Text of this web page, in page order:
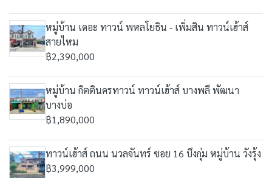
หมู่บ้าน เดอะ ทาวน์ พหลโยธิน - เพิ่มสิน ทาวน์เฮ้าส์
สายไหม
฿2,390,000
หมู่บ้าน กิตตินครทาวน์ ทาวน์เฮ้าส์ บางพลี พัฒนา
บางบ่อ
฿1,890,000
ทาวน์เฮ้าส์ ถนน นวลจันทร์ ซอย 16 บึงกุ่ม หมู่บ้าน วังรุ้ง
฿3,999,000